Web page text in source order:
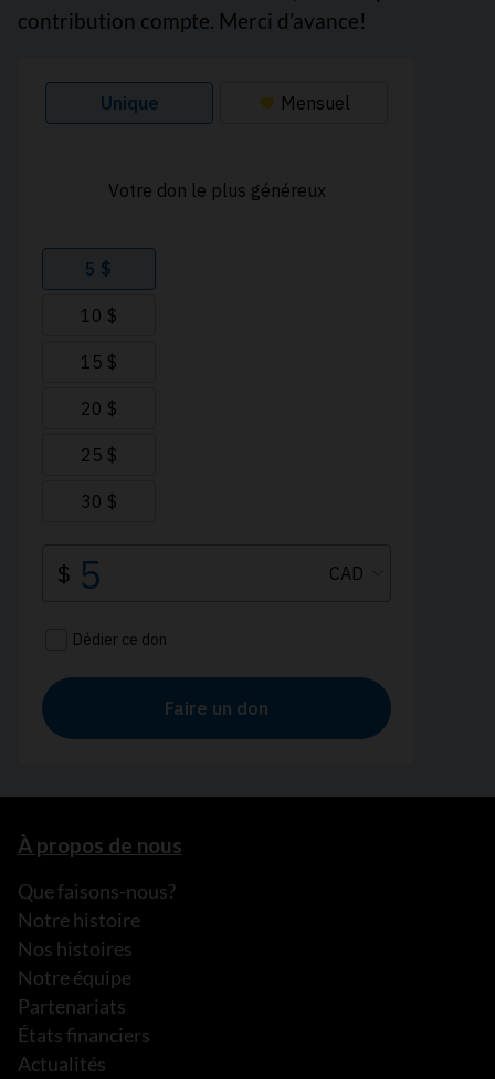
contribution compte. Merci d’avance!
À propos de nous
Que faisons-nous?
Notre histoire
Nos histoires
Notre équipe
Partenariats
États financiers
Actualités